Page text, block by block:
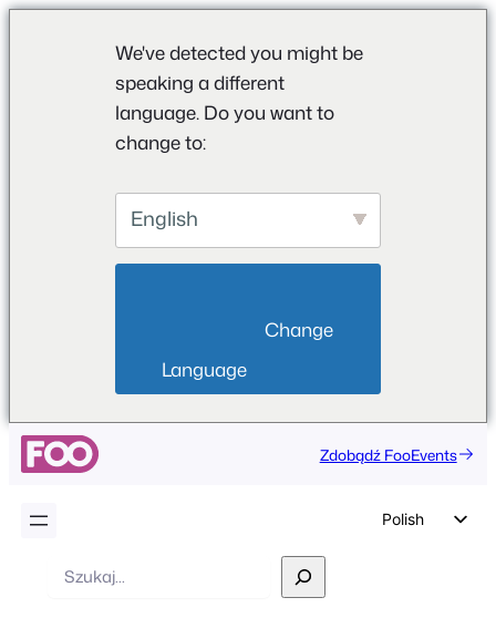
We've detected you might be
speaking a different
language. Do you want to
change to:
English
Language
Zdobądź FooEvents
Polish
Wyszukiwanie